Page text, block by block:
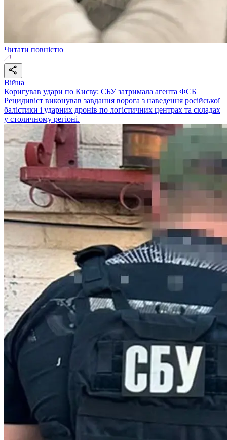
Читати повністю
Війна
Коригував удари по Києву: СБУ затримала агента ФСБ
Рецидивіст виконував завдання ворога з наведення російської
балістики і ударних дронів по логістичних центрах та складах
у столичному регіоні.